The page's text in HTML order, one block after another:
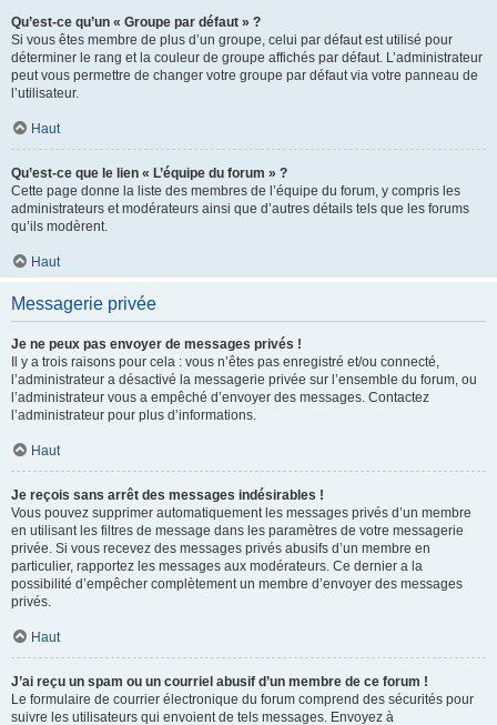
Qu’est-ce qu’un « Groupe par défaut » ?
Si vous êtes membre de plus d’un groupe, celui par défaut est utilisé pour
déterminer le rang et la couleur de groupe affichés par défaut. L’administrateur
peut vous permettre de changer votre groupe par défaut via votre panneau de
l’utilisateur.
Haut
Qu’est-ce que le lien « L’équipe du forum » ?
Cette page donne la liste des membres de l’équipe du forum, y compris les
administrateurs et modérateurs ainsi que d’autres détails tels que les forums
qu’ils modèrent.
Haut
Messagerie privée
Je ne peux pas envoyer de messages privés !
Il y a trois raisons pour cela : vous n’êtes pas enregistré et/ou connecté,
l’administrateur a désactivé la messagerie privée sur l’ensemble du forum, ou
l’administrateur vous a empêché d’envoyer des messages. Contactez
l’administrateur pour plus d’informations.
Haut
Je reçois sans arrêt des messages indésirables !
Vous pouvez supprimer automatiquement les messages privés d’un membre
en utilisant les filtres de message dans les paramètres de votre messagerie
privée. Si vous recevez des messages privés abusifs d’un membre en
particulier, rapportez les messages aux modérateurs. Ce dernier a la
possibilité d’empêcher complètement un membre d’envoyer des messages
privés.
Haut
J’ai reçu un spam ou un courriel abusif d’un membre de ce forum !
Le formulaire de courrier électronique du forum comprend des sécurités pour
suivre les utilisateurs qui envoient de tels messages. Envoyez à